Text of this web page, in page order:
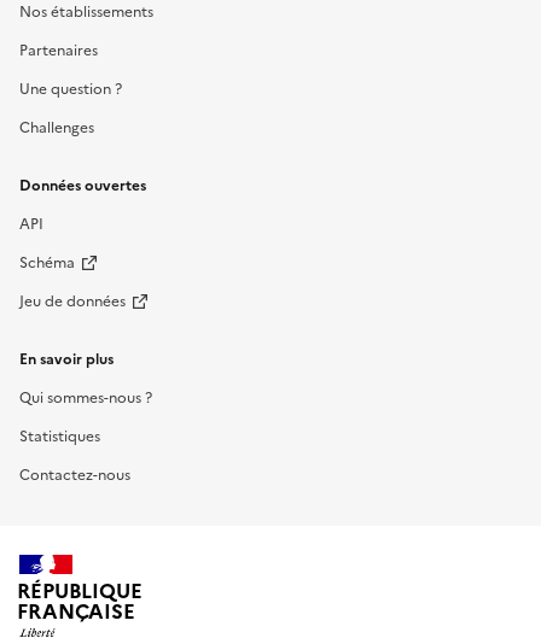
Nos établissements
Partenaires
Une question ?
Challenges
Données ouvertes
API
Schéma
Jeu de données
En savoir plus
Qui sommes-nous ?
Statistiques
Contactez-nous
RÉPUBLIQUE
FRANÇAISE